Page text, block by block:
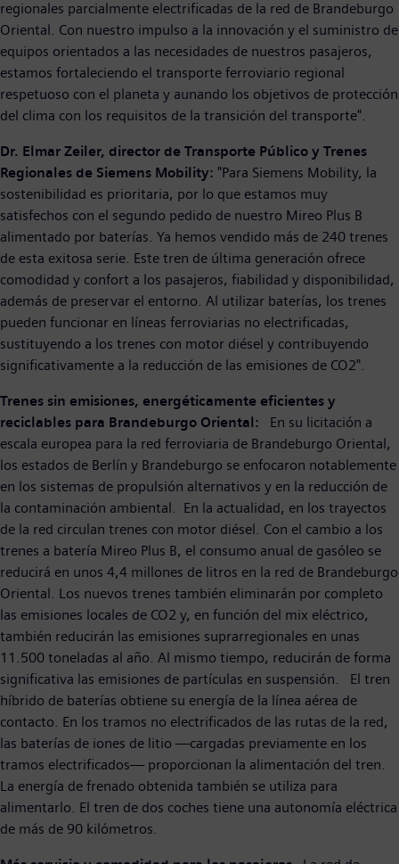
regionales parcialmente electrificadas de la red de Brandeburgo
Oriental. Con nuestro impulso a la innovación y el suministro de
equipos orientados a las necesidades de nuestros pasajeros,
estamos fortaleciendo el transporte ferroviario regional
respetuoso con el planeta y aunando los objetivos de protección
del clima con los requisitos de la transición del transporte".
Dr. Elmar Zeiler, director de Transporte Público y Trenes
Regionales de Siemens Mobility: "Para Siemens Mobility, la
sostenibilidad es prioritaria, por lo que estamos muy
satisfechos con el segundo pedido de nuestro Mireo Plus B
alimentado por baterías. Ya hemos vendido más de 240 trenes
de esta exitosa serie. Este tren de última generación ofrece
comodidad y confort a los pasajeros, fiabilidad y disponibilidad,
además de preservar el entorno. Al utilizar baterías, los trenes
pueden funcionar en líneas ferroviarias no electrificadas,
sustituyendo a los trenes con motor diésel y contribuyendo
significativamente a la reducción de las emisiones de CO2".
Trenes sin emisiones, energéticamente eficientes y
reciclables para Brandeburgo Oriental: En su licitación a
escala europea para la red ferroviaria de Brandeburgo Oriental,
los estados de Berlín y Brandeburgo se enfocaron notablemente
en los sistemas de propulsión alternativos y en la reducción de
la contaminación ambiental. En la actualidad, en los trayectos
de la red circulan trenes con motor diésel. Con el cambio a los
trenes a batería Mireo Plus B, el consumo anual de gasóleo se
reducirá en unos 4,4 millones de litros en la red de Brandeburgo
Oriental. Los nuevos trenes también eliminarán por completo
las emisiones locales de CO2 y, en función del mix eléctrico,
también reducirán las emisiones suprarregionales en unas
11.500 toneladas al año. Al mismo tiempo, reducirán de forma
significativa las emisiones de partículas en suspensión. El tren
híbrido de baterías obtiene su energía de la línea aérea de
contacto. En los tramos no electrificados de las rutas de la red,
las baterías de iones de litio —cargadas previamente en los
tramos electrificados— proporcionan la alimentación del tren.
La energía de frenado obtenida también se utiliza para
alimentarlo. El tren de dos coches tiene una autonomía eléctrica
de más de 90 kilómetros.